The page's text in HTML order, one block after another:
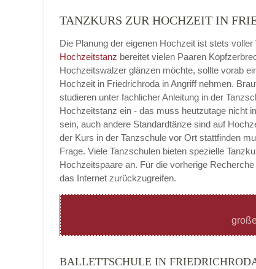
Telefonnummer
E-Mail-Adresse
TANZKURS ZUR HOCHZEIT IN
Die Planung der eigenen Hochzeit ist stets voller
Hochzeitstanz bereitet vielen Paaren
Hochzeitswalzer glänzen möchte, sollte vorab
Hochzeit in Friedrichroda in Angriff nehmen.
studieren unter fachlicher Anleitung in der
Hochzeitstanz ein - das muss heutzutage nicht
sein, auch andere Standardtänze sind auf
der Kurs in der Tanzschule vor Ort stattfinden
Frage. Viele Tanzschulen bieten spezielle
Hochzeitspaare an. Für die vorherige
das Internet zurückzugreifen.
BALLETTSCHULE IN